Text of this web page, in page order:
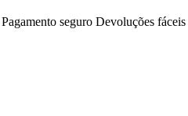
Pagamento seguro Devoluções fáceis